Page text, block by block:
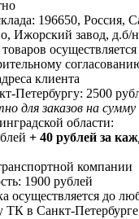
196650, Россия,
Ижорский завод,
клиента
Петербургу: 2500
для заказов на
области:
+ 40 рублей за
компании
1900 рублей
осуществляется до
ТК в Санкт-